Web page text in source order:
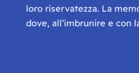
loro riservatezza. La
dove, all’imbrunire e con